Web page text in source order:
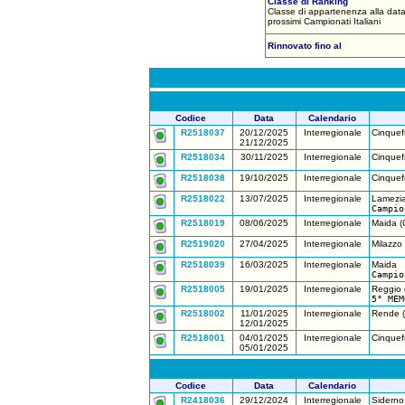
Classe di appartenenza alla
prossimi Campionati Italiani
Rinnovato fino al
Codice Data
Calendario
R2518037
20/12/2025
21/12/2025
Interregionale
R2518034 30/11/2025 Interregionale
R2518038 19/10/2025 Interregionale
R2518022 13/07/2025 Interregionale
R2518019
08/06/2025 Interregionale Maida
R2519020 27/04/2025 Interregionale Milazzo
R2518039 16/03/2025 Interregionale
Maida
R2518005
19/01/2025 Interregionale
Reggio
5°
R2518002
11/01/2025
12/01/2025
Interregionale Rende
R2518001
04/01/2025
05/01/2025
Interregionale
Codice Data
Calendario
R2418036
29/12/2024 Interregionale Siderno